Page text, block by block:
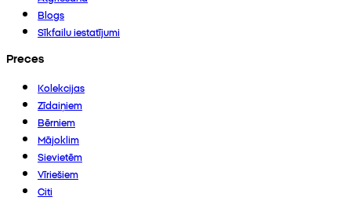
Blogs
Sīkfailu iestatījumi
Preces
Kolekcijas
Zīdaiņiem
Bērniem
Mājoklim
Sievietēm
Vīriešiem
Citi